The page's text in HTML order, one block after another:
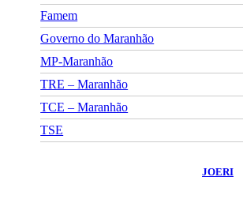
Famem
Governo do Maranhão
MP-Maranhão
TRE – Maranhão
TCE – Maranhão
TSE
JOERI